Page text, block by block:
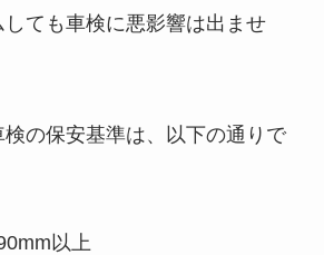
ても車検に悪影響は出ませ
の保安基準は、以下の通りで
以上